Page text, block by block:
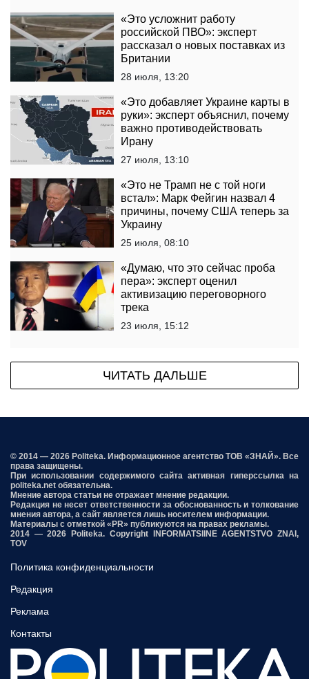
«Это усложнит работу
российской ПВО»: эксперт
рассказал о новых поставках из
Британии
28 июля, 13:20
«Это добавляет Украине карты в
руки»: эксперт объяснил, почему
важно противодействовать
Ирану
27 июля, 13:10
«Это не Трамп не с той ноги
встал»: Марк Фейгин назвал 4
причины, почему США теперь за
Украину
25 июля, 08:10
«Думаю, что это сейчас проба
пера»: эксперт оценил
активизацию переговорного
трека
23 июля, 15:12
ЧИТАТЬ ДАЛЬШЕ
© 2014 — 2026 Politeka. Информационное агентство ТОВ «ЗНАЙ». Все
права защищены.
При использовании содержимого сайта активная гиперссылка на
politeka.net обязательна.
Мнение автора статьи не отражает мнение редакции.
Редакция не несет ответственности за обоснованность и толкование
мнения автора, а сайт является лишь носителем информации.
Материалы с отметкой «PR» публикуются на правах рекламы.
2014 — 2026 Politeka. Copyright INFORMATSIINE AGENTSTVO ZNAI,
TOV
Политика конфиденциальности
Редакция
Реклама
Контакты